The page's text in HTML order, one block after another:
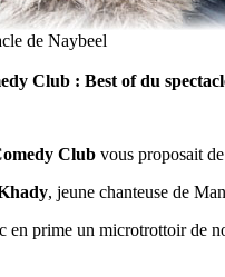
de Naybeel
Club : Best of du
Club vous proposait
, jeune chanteuse de
en prime un microtrottoir de